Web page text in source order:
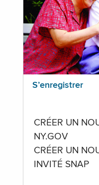
S’enregistrer
CRÉER UN
NY.GOV
CRÉER UN
INVITÉ SNAP